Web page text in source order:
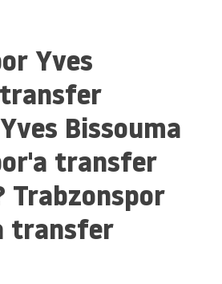
Yves
Bissouma
transfer
Trabzonspor
transfer